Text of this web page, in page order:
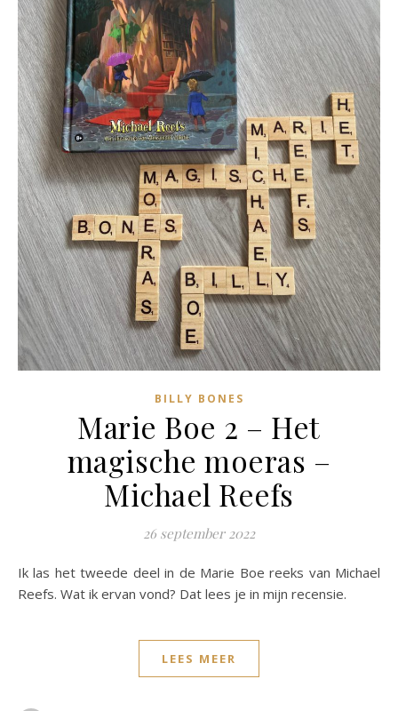
BILLY BONES
Marie Boe 2 – Het
magische moeras –
Michael Reefs
26 september 2022
Ik las het tweede deel in de Marie Boe reeks van Michael
Reefs. Wat ik ervan vond? Dat lees je in mijn recensie.
LEES MEER